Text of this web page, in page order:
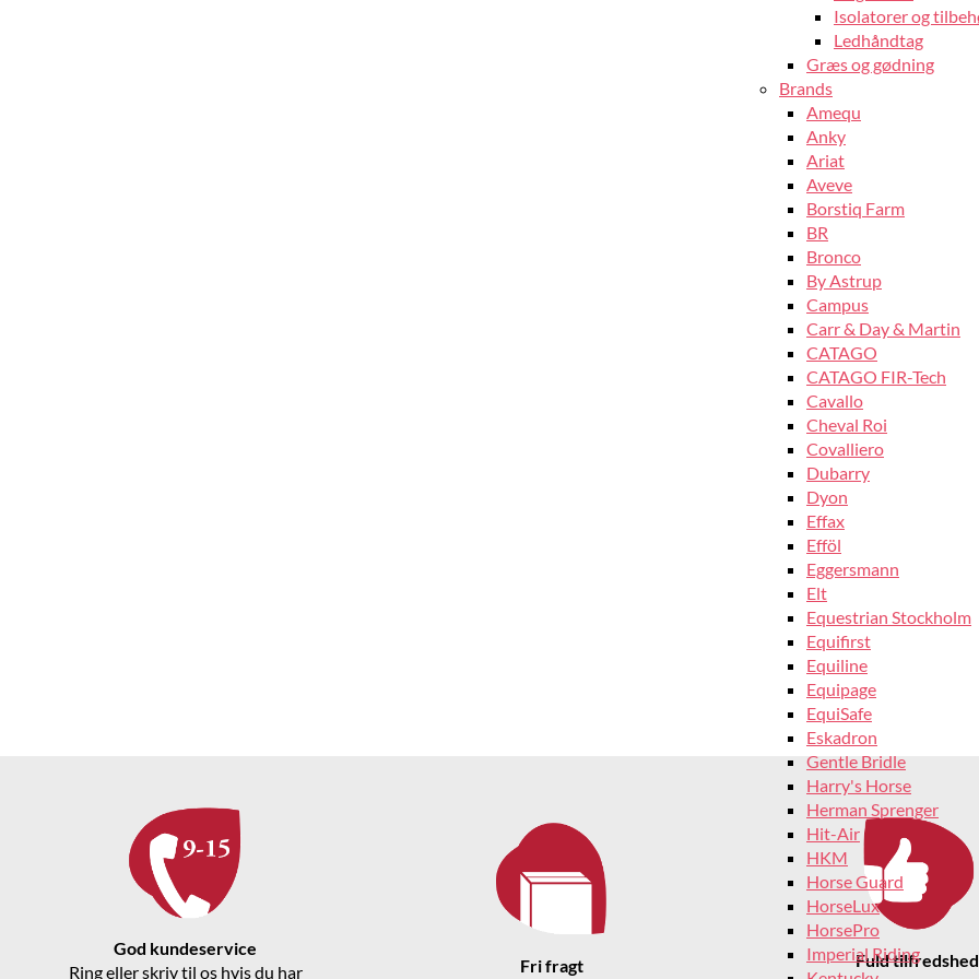
Isolatorer og
Ledhåndtag
Græs og gødning
Brands
Amequ
Anky
Ariat
Aveve
Borstiq Farm
BR
Bronco
By Astrup
Campus
Carr & Day & Martin
CATAGO
CATAGO FIR-Tech
Cavallo
Cheval Roi
Covalliero
Dubarry
Dyon
Effax
Efföl
Eggersmann
Elt
Equestrian Stockholm
Equifirst
Equiline
Equipage
EquiSafe
Eskadron
Gentle Bridle
Harry's Horse
Herman Sprenger
Hit-Air
HKM
Horse Guard
HorseLux
HorsePro
Imperial Riding
God kundeservice
Ring eller skriv til os hvis du har
Fri fragt
Fuld tilfredshed